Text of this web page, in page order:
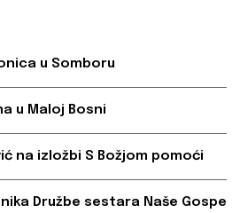
u Somboru
u Maloj Bosni
na izložbi S Božjom pomoći
Družbe sestara Naše Gospe